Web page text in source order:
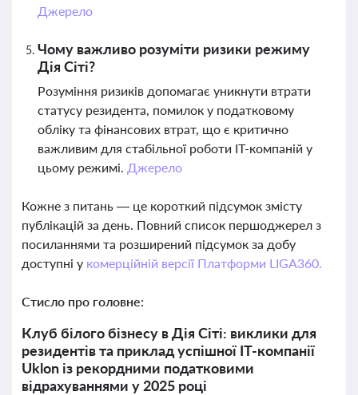
Джерело
Чому важливо розуміти ризики режиму
Дія Сіті?
Розуміння ризиків допомагає уникнути втрати
статусу резидента, помилок у податковому
обліку та фінансових втрат, що є критично
важливим для стабільної роботи IT-компаній у
цьому режимі. Джерело
Кожне з питань — це короткий підсумок змісту
публікацій за день. Повний список першоджерел з
посиланнями та розширений підсумок за добу
доступні у комерційній версії Платформи LIGA360.
Стисло про головне:
Клуб білого бізнесу в Дія Сіті: виклики для
резидентів та приклад успішної IT-компанії
Uklon із рекордними податковими
відрахуваннями у 2025 році